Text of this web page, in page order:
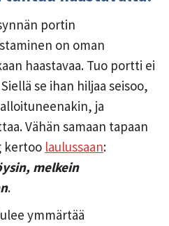
portin
on oman
haastavaa. Tuo portti ei
se ihan hiljaa seisoo,
ja
Vähän samaan tapaan
kertoo laulussaan:
melkein
.
ymmärtää